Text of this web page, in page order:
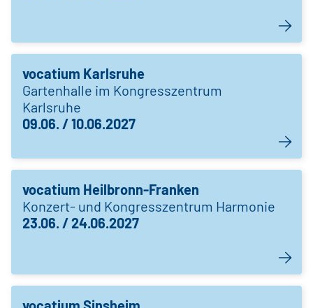
vocatium Karlsruhe
Gartenhalle im Kongresszentrum
Karlsruhe
09.06. / 10.06.2027
vocatium Heilbronn-Franken
Konzert- und Kongresszentrum Harmonie
23.06. / 24.06.2027